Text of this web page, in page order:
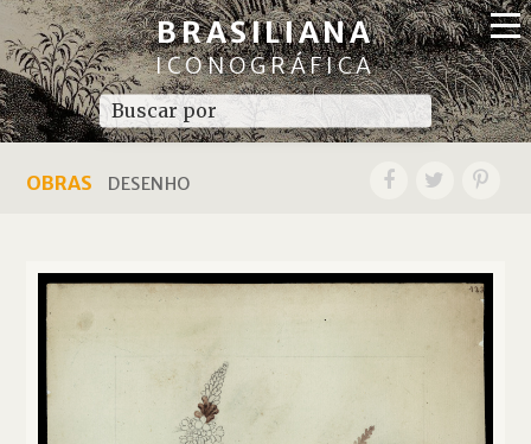
BRASILIANA
ICONOGRÁFICA
OBRAS DESENHO